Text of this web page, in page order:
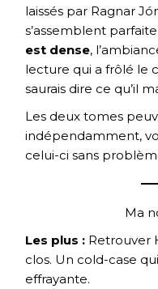
laissés par Ragnar
s’assemblent
est dense,
lecture qui a frôlé le
saurais dire ce qu’il
Les deux tomes
indépendamment,
celui-ci sans
Ma
Les plus : Retrouver
clos. Un cold-case
effrayante.